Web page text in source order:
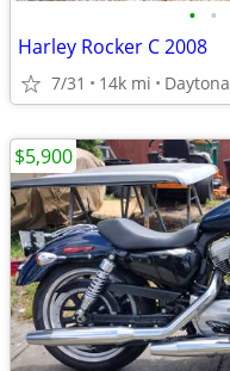
• •
Harley Rocker C 2008
7/31 14k mi Daytona
$5,900